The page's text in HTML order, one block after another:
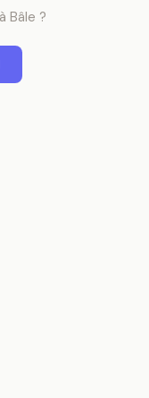
à Bâle ?